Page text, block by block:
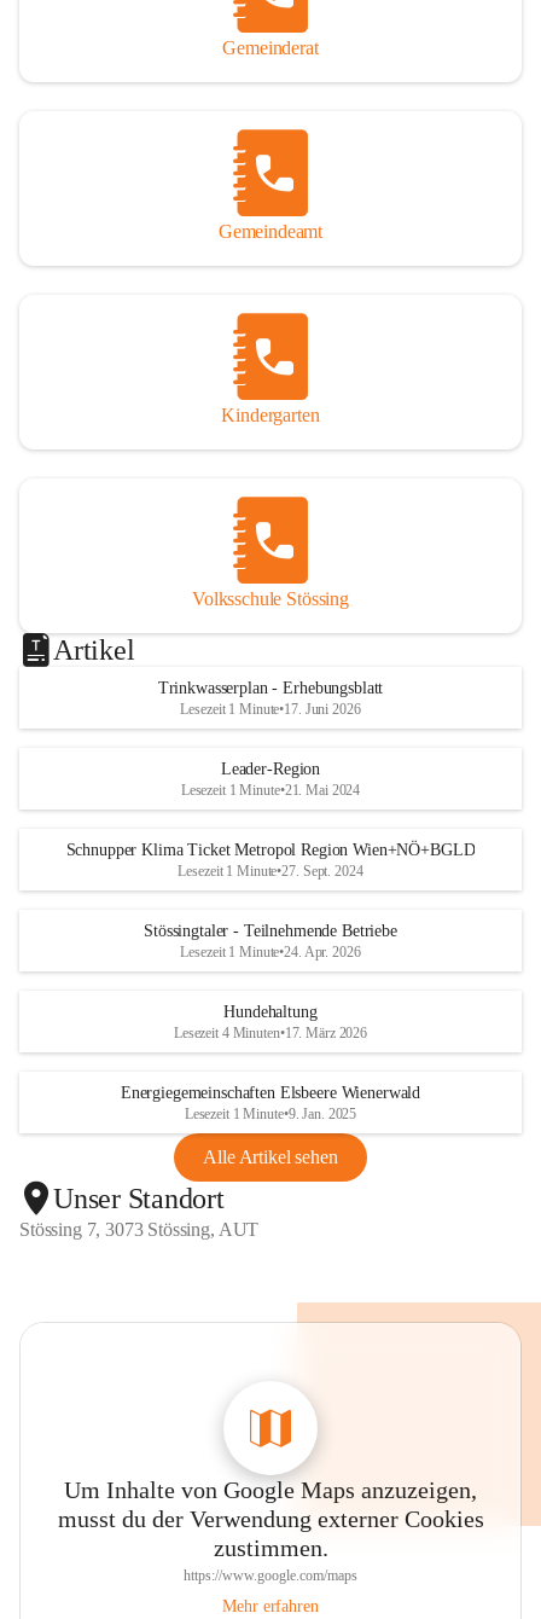
Gemeinderat
Gemeindeamt
Kindergarten
Volksschule Stössing
Artikel
Trinkwasserplan - Erhebungsblatt
Lesezeit 1 Minute•17. Juni 2026
Leader-Region
Lesezeit 1 Minute•21. Mai 2024
Schnupper Klima Ticket Metropol Region Wien+NÖ+BGLD
Lesezeit 1 Minute•27. Sept. 2024
Stössingtaler - Teilnehmende Betriebe
Lesezeit 1 Minute•24. Apr. 2026
Hundehaltung
Lesezeit 4 Minuten•17. März 2026
Energiegemeinschaften Elsbeere Wienerwald
Lesezeit 1 Minute•9. Jan. 2025
Alle Artikel sehen
Unser Standort
Stössing 7, 3073 Stössing, AUT
Um Inhalte von Google Maps anzuzeigen,
musst du der Verwendung externer Cookies
zustimmen.
https://www.google.com/maps
Mehr erfahren